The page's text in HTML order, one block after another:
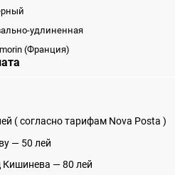
удлиненная
(Франция)
( согласно тарифам Nova Posta )
— 50 лей
Кишинева — 80 лей